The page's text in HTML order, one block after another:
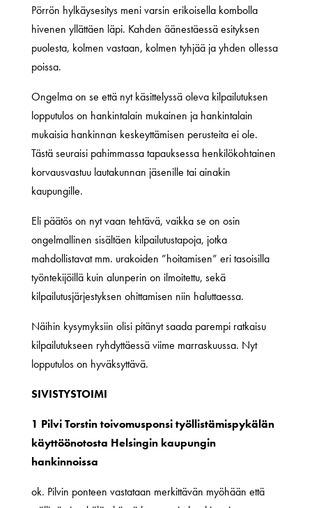
Pörrön hylkäysesitys meni varsin erikoisella kombolla
hivenen yllättäen läpi. Kahden äänestäessä esityksen
puolesta, kolmen vastaan, kolmen tyhjää ja yhden ollessa
poissa.
Ongelma on se että nyt käsittelyssä oleva kilpailutuksen
lopputulos on hankintalain mukainen ja hankintalain
mukaisia hankinnan keskeyttämisen perusteita ei ole.
Tästä seuraisi pahimmassa tapauksessa henkilökohtainen
korvausvastuu lautakunnan jäsenille tai ainakin
kaupungille.
Eli päätös on nyt vaan tehtävä, vaikka se on osin
ongelmallinen sisältäen kilpailutustapoja, jotka
mahdollistavat mm. urakoiden ”hoitamisen” eri tasoisilla
työntekijöillä kuin alunperin on ilmoitettu, sekä
kilpailutusjärjestyksen ohittamisen niin haluttaessa.
Näihin kysymyksiin olisi pitänyt saada parempi ratkaisu
kilpailutukseen ryhdyttäessä viime marraskuussa. Nyt
lopputulos on hyväksyttävä.
SIVISTYSTOIMI
1 Pilvi Torstin toivomusponsi työllistämispykälän
käyttöönotosta Helsingin kaupungin
hankinnoissa
ok. Pilvin ponteen vastataan merkittävän myöhään että